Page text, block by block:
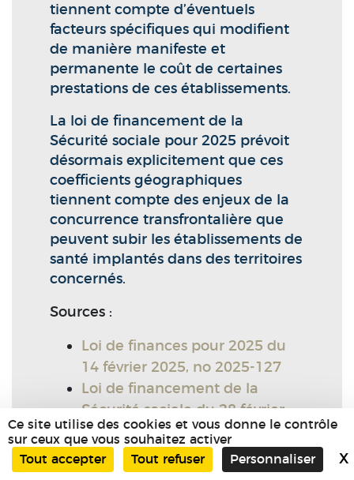
Ce site utilise des cookies et vous donne le contrôle
sur ceux que vous souhaitez activer
Tout accepter
Tout refuser Personnaliser X
tiennent compte d’éventuels
facteurs spécifiques qui modifient
de manière manifeste et
permanente le coût de certaines
prestations de ces établissements.
La loi de financement de la
Sécurité sociale pour 2025 prévoit
désormais explicitement que ces
coefficients géographiques
tiennent compte des enjeux de la
concurrence transfrontalière que
peuvent subir les établissements de
santé implantés dans des territoires
concernés.
Sources :
Loi de finances pour 2025 du
14 février 2025, no 2025-127
Loi de financement de la
Sécurité sociale du 28 février
2025, no 2025-199
Secteur médical et paramédical :